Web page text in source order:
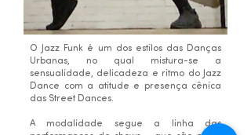
O Jazz Funk é um dos estilos das Danças
Urbanas, no qual mistura-se a
sensualidade, delicadeza e ritmo do Jazz
Dance com a atitude e presença cênica
das Street Dances.
A modalidade segue a linha das